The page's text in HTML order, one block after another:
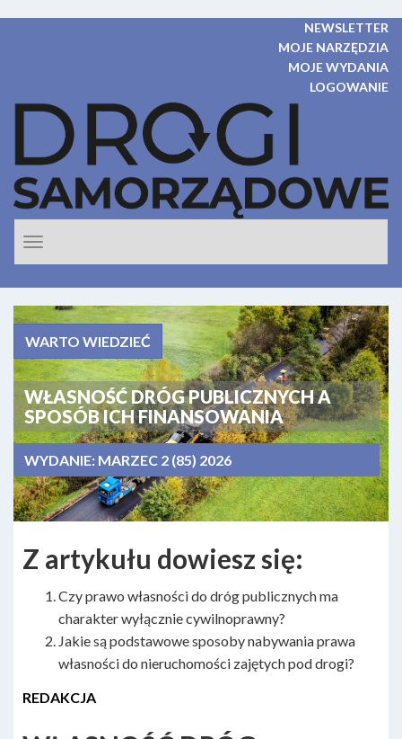
NEWSLETTER
MOJE NARZĘDZIA
MOJE WYDANIA
LOGOWANIE
nawigacje
WARTO WIEDZIEĆ
WŁASNOŚĆ DRÓG PUBLICZNYCH A
SPOSÓB ICH FINANSOWANIA
WYDANIE: MARZEC 2 (85) 2026
Z artykułu dowiesz się:
Czy prawo własności do dróg publicznych ma
charakter wyłącznie cywilnoprawny?
Jakie są podstawowe sposoby nabywania prawa
własności do nieruchomości zajętych pod drogi?
REDAKCJA